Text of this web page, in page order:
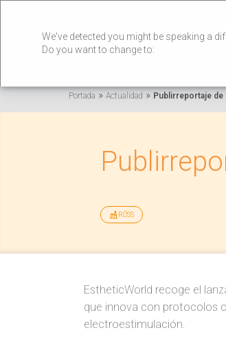
We've detected you might be speaking a
Do you want to change to:
Portada»Actualidad»Publirreportaje de
RÖSS
EstheticWorld recoge el
que innova con protocolos
electroestimulación.